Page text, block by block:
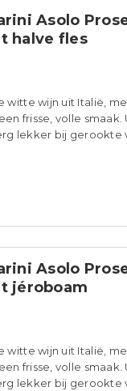
Asolo
halve fles
witte wijn uit Italië,
frisse, volle smaak.
lekker bij gerookte
Asolo
jéroboam
witte wijn uit Italië,
frisse, volle smaak.
lekker bij gerookte